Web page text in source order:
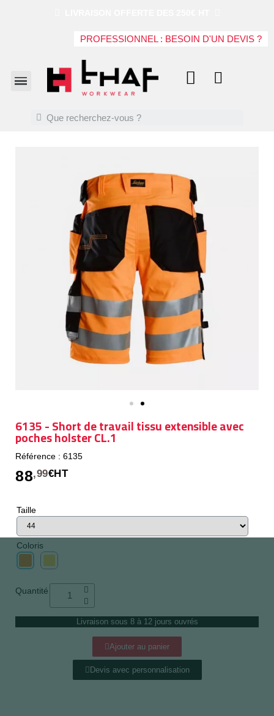
PROFESSIONNEL : BESOIN D'UN DEVIS ?
6135 - Short de travail tissu extensible avec
poches holster CL.1
Référence : 6135
88,99€HT
Taille
Coloris
Quantité
Livraison sous 8 à 12 jours ouvrés
Ajouter au panier
Devis avec personnalisation